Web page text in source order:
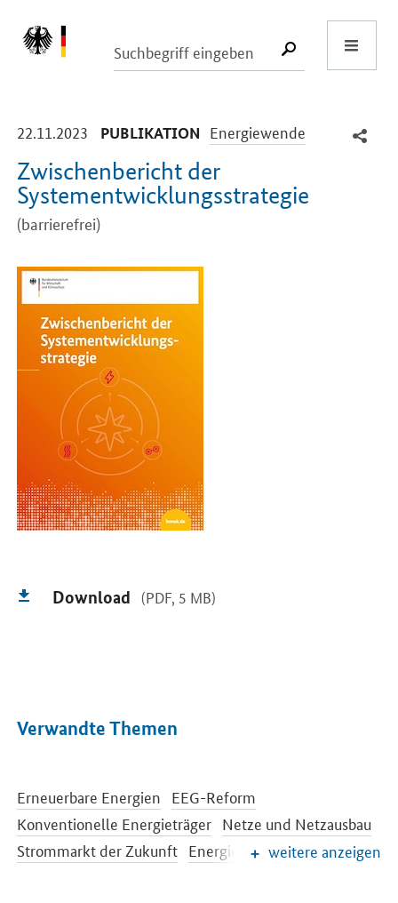
SUCHE
22.11.2023 -
PUBLIKATION -
Energiewende
Zwischenbericht der
Systementwicklungsstrategie
(barrierefrei)
Einleitung
Download (PDF, 5 MB)
Verwandte Themen
Erneuerbare Energien EEG-Reform
Konventionelle Energieträger Netze und Netzausbau
Strommarkt der Zukunft Energiespeicherweitere anzeigen